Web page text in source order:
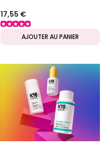
17,55 €
AJOUTER AU PANIER